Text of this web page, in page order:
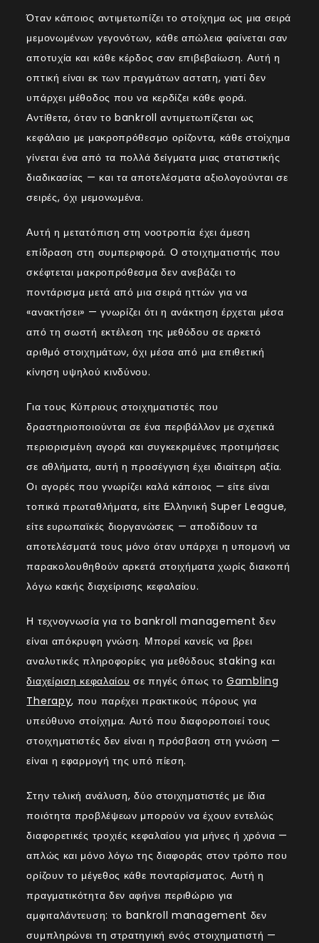
Όταν κάποιος αντιμετωπίζει το στοίχημα ως μια σειρά
μεμονωμένων γεγονότων, κάθε απώλεια φαίνεται σαν
αποτυχία και κάθε κέρδος σαν επιβεβαίωση. Αυτή η
οπτική είναι εκ των πραγμάτων αστατη, γιατί δεν
υπάρχει μέθοδος που να κερδίζει κάθε φορά.
Αντίθετα, όταν το bankroll αντιμετωπίζεται ως
κεφάλαιο με μακροπρόθεσμο ορίζοντα, κάθε στοίχημα
γίνεται ένα από τα πολλά δείγματα μιας στατιστικής
διαδικασίας — και τα αποτελέσματα αξιολογούνται σε
σειρές, όχι μεμονωμένα.
Αυτή η μετατόπιση στη νοοτροπία έχει άμεση
επίδραση στη συμπεριφορά. Ο στοιχηματιστής που
σκέφτεται μακροπρόθεσμα δεν ανεβάζει το
ποντάρισμα μετά από μια σειρά ηττών για να
«ανακτήσει» — γνωρίζει ότι η ανάκτηση έρχεται μέσα
από τη σωστή εκτέλεση της μεθόδου σε αρκετό
αριθμό στοιχημάτων, όχι μέσα από μια επιθετική
κίνηση υψηλού κινδύνου.
Για τους Κύπριους στοιχηματιστές που
δραστηριοποιούνται σε ένα περιβάλλον με σχετικά
περιορισμένη αγορά και συγκεκριμένες προτιμήσεις
σε αθλήματα, αυτή η προσέγγιση έχει ιδιαίτερη αξία.
Οι αγορές που γνωρίζει καλά κάποιος — είτε είναι
τοπικά πρωταθλήματα, είτε Ελληνική Super League,
είτε ευρωπαϊκές διοργανώσεις — αποδίδουν τα
αποτελέσματά τους μόνο όταν υπάρχει η υπομονή να
παρακολουθηθούν αρκετά στοιχήματα χωρίς διακοπή
λόγω κακής διαχείρισης κεφαλαίου.
Η τεχνογνωσία για το bankroll management δεν
είναι απόκρυφη γνώση. Μπορεί κανείς να βρει
αναλυτικές πληροφορίες για μεθόδους staking και
διαχείριση κεφαλαίου σε πηγές όπως τοGambling
Therapy, που παρέχει πρακτικούς πόρους για
υπεύθυνο στοίχημα. Αυτό που διαφοροποιεί τους
στοιχηματιστές δεν είναι η πρόσβαση στη γνώση —
είναι η εφαρμογή της υπό πίεση.
Στην τελική ανάλυση, δύο στοιχηματιστές με ίδια
ποιότητα προβλέψεων μπορούν να έχουν εντελώς
διαφορετικές τροχιές κεφαλαίου για μήνες ή χρόνια —
απλώς και μόνο λόγω της διαφοράς στον τρόπο που
ορίζουν το μέγεθος κάθε πονταρίσματος. Αυτή η
πραγματικότητα δεν αφήνει περιθώριο για
αμφιταλάντευση: το bankroll management δεν
συμπληρώνει τη στρατηγική ενός στοιχηματιστή —